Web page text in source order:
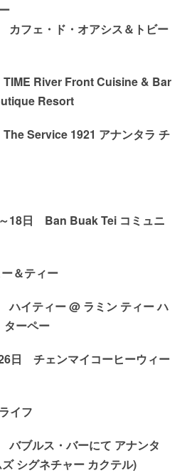
ェ・ド・オアシス＆トビー
River Front Cuisine & Bar
Resort
1921 アナンタラ チ
Ban Buak Tei コミュニ
＆ティー
ィー @ ラミン ティー ハ
ターペー
チェンマイコーヒーウィー
イフ
ルス・バーにて アナンタ
シグネチャー カクテル)